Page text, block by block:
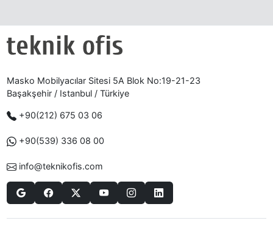
Masko Mobilyacılar Sitesi 5A Blok No:19-21-23
Başakşehir / Istanbul / Türkiye
+90(212) 675 03 06
+90(539) 336 08 00
info@teknikofis.com